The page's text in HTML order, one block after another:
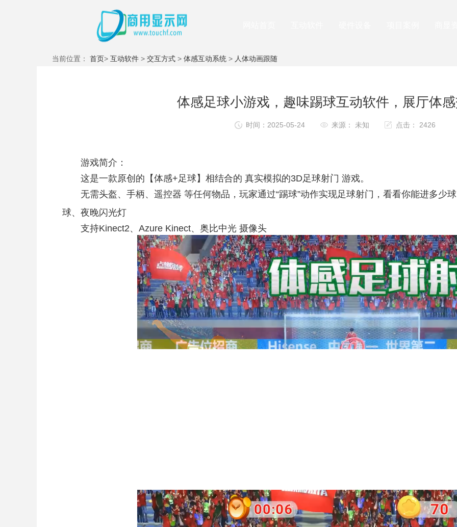
当前位置： 首页> 互动软件 > 交互方式 > 体感互动系统 > 人体动画跟随
体感足球小游戏，趣味踢球互动软件，展厅体
时间：2025-05-24 来源： 未知 点击： 2426
游戏简介：
这是一款原创的【体感+足球】相结合的 真实模拟的3D足球射门 游戏。
无需头盔、手柄、遥控器 等任何物品，玩家通过“踢球”动作实现足球射门，看看你能进多少
球、夜晚闪光灯
支持Kinect2、Azure Kinect、奥比中光 摄像头